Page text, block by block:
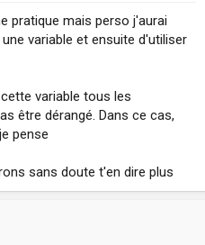
pratique mais perso j'aurai
variable et ensuite d'utiliser
variable tous les
être dérangé. Dans ce cas,
pense
sans doute t'en dire plus